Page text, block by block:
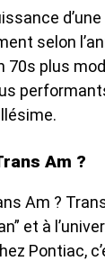
selon
70s plus
Am ?
Am ?
et à
Pontiac,